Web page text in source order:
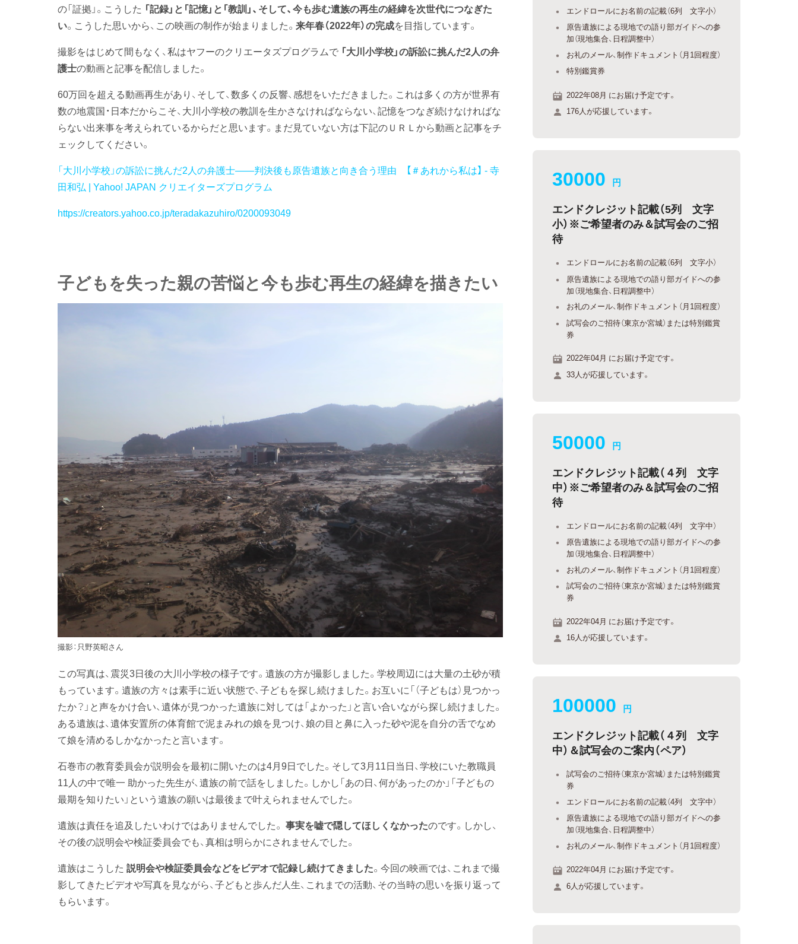
の「証拠」。こうした 「記録」と「記憶」と「教訓」、そして、今も歩む遺族の再生の経緯を次世代につなぎた
い。こうした思いから、この映画の制作が始まりました。 来年春（2022年）の完成を目指しています。
撮影をはじめて間もなく、私はヤフーのクリエータズプログラムで 「大川小学校」の訴訟に挑んだ2人の弁
護士の動画と記事を配信しました。
60万回を超える動画再生があり、そして、数多くの反響、感想をいただきました。これは多くの方が世界有
数の地震国・日本だからこそ、大川小学校の教訓を生かさなければならない、記憶をつなぎ続けなければな
らない出来事を考えられているからだと思います。まだ見ていない方は下記のＵＲＬから動画と記事をチ
ェックしてください。
「大川小学校」の訴訟に挑んだ2人の弁護士――判決後も原告遺族と向き合う理由 【＃あれから私は】 - 寺
田和弘 | Yahoo! JAPAN クリエイターズプログラム
https://creators.yahoo.co.jp/teradakazuhiro/0200093049
子どもを失った親の苦悩と今も歩む再生の経緯を描きたい
撮影：只野英昭さん
この写真は、震災3日後の大川小学校の様子です。遺族の方が撮影しました。学校周辺には大量の土砂が積
もっています。遺族の方々は素手に近い状態で、子どもを探し続けました。お互いに「（子どもは）見つかっ
たか？」と声をかけ合い、遺体が見つかった遺族に対しては「よかった」と言い合いながら探し続けました。
ある遺族は、遺体安置所の体育館で泥まみれの娘を見つけ、娘の目と鼻に入った砂や泥を自分の舌でなめ
て娘を清めるしかなかったと言います。
石巻市の教育委員会が説明会を最初に開いたのは4月9日でした。そして3月11日当日、学校にいた教職員
11人の中で唯一 助かった先生が、遺族の前で話をしました。しかし「あの日、何があったのか」「子どもの
最期を知りたい」という遺族の願いは最後まで叶えられませんでした。
遺族は責任を追及したいわけではありませんでした。 事実を嘘で隠してほしくなかったのです。しかし、
その後の説明会や検証委員会でも、真相は明らかにされませんでした。
遺族はこうした 説明会や検証委員会などをビデオで記録し続けてきました。今回の映画では、これまで撮
影してきたビデオや写真を見ながら、子どもと歩んだ人生、これまでの活動、その当時の思いを振り返って
もらいます。
エンドロールにお名前の記載（6列 文字小）
原告遺族による現地での語り部ガイドへの参
加（現地集合、日程調整中）
お礼のメール、制作ドキュメント（月1回程度）
特別鑑賞券
2022年08月 にお届け予定です。
176人が応援しています。
30000 円
エンドクレジット記載（5列 文字
小）※ご希望者のみ＆試写会のご招
待
エンドロールにお名前の記載（6列 文字小）
原告遺族による現地での語り部ガイドへの参
加（現地集合、日程調整中）
お礼のメール、制作ドキュメント（月1回程度）
試写会のご招待（東京か宮城）または特別鑑賞
券
2022年04月 にお届け予定です。
33人が応援しています。
50000 円
エンドクレジット記載（４列 文字
中）※ご希望者のみ＆試写会のご招
待
エンドロールにお名前の記載（4列 文字中）
原告遺族による現地での語り部ガイドへの参
加（現地集合、日程調整中）
お礼のメール、制作ドキュメント（月1回程度）
試写会のご招待（東京か宮城）または特別鑑賞
券
2022年04月 にお届け予定です。
16人が応援しています。
100000 円
エンドクレジット記載（４列 文字
中）＆試写会のご案内（ペア）
試写会のご招待（東京か宮城）または特別鑑賞
券
エンドロールにお名前の記載（4列 文字中）
原告遺族による現地での語り部ガイドへの参
加（現地集合、日程調整中）
お礼のメール、制作ドキュメント（月1回程度）
2022年04月 にお届け予定です。
6人が応援しています。